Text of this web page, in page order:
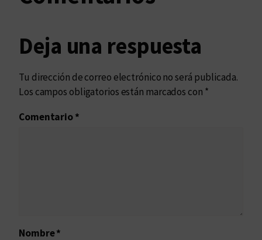
Deja una respuesta
Tu dirección de correo electrónico no será publicada.
Los campos obligatorios están marcados con *
Comentario*
Nombre*